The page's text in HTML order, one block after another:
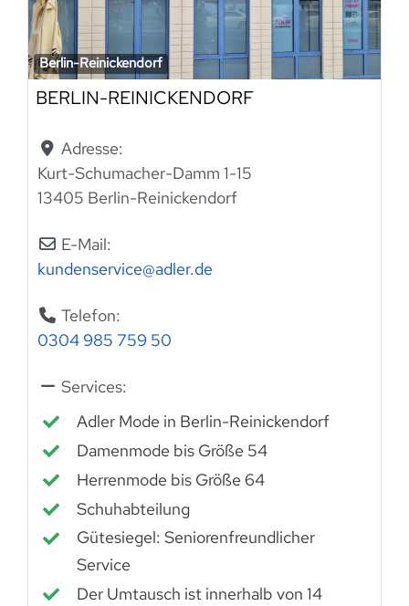
Berlin-Reinickendorf
BERLIN-REINICKENDORF
Adresse:
Kurt-Schumacher-Damm 1-15
13405 Berlin-Reinickendorf
E-Mail:
kundenservice@adler.de
Telefon:
0304 985 759 50
Services:
Adler Mode in Berlin-Reinickendorf
Damenmode bis Größe 54
Herrenmode bis Größe 64
Schuhabteilung
Gütesiegel: Seniorenfreundlicher
Service
Der Umtausch ist innerhalb von 14